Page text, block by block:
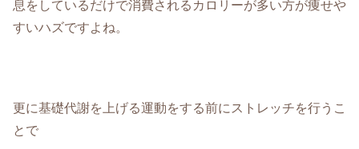
息をしているだけで消費されるカロリーが多い方が痩せや
すいハズですよね。
更に基礎代謝を上げる運動をする前にストレッチを行うこ
とで